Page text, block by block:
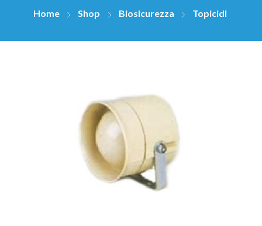
Home Shop Biosicurezza Topicidi